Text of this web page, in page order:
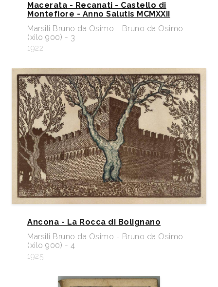
Macerata - Recanati - Castello di
Montefiore - Anno Salutis MCMXXII
Marsili Bruno da Osimo - Bruno da Osimo
(xilo 900) - 3
1922
Ancona - La Rocca di Bolignano
Marsili Bruno da Osimo - Bruno da Osimo
(xilo 900) - 4
1925